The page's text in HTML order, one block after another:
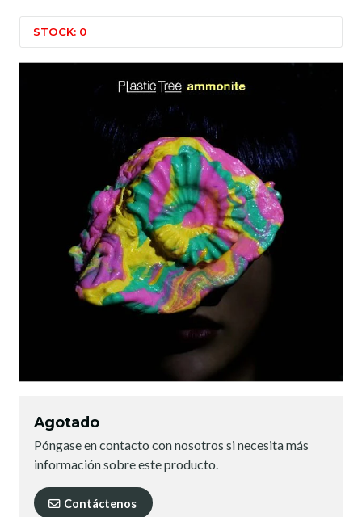
STOCK: 0
Agotado
Póngase en contacto con nosotros si necesita más
información sobre este producto.
Contáctenos